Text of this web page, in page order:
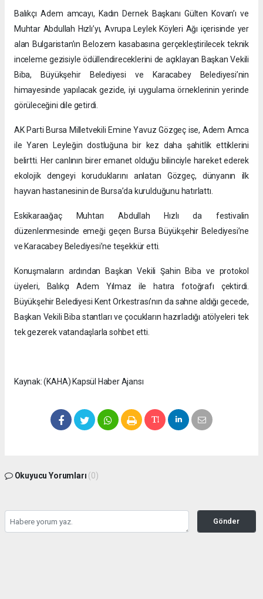
Balıkçı Adem amcayı, Kadın Dernek Başkanı Gülten Kovan’ı ve
Muhtar Abdullah Hızlı’yı, Avrupa Leylek Köyleri Ağı içerisinde yer
alan Bulgaristan’ın Belozem kasabasına gerçekleştirilecek teknik
inceleme gezisiyle ödüllendireceklerini de açıklayan Başkan Vekili
Biba, Büyükşehir Belediyesi ve Karacabey Belediyesi’nin
himayesinde yapılacak gezide, iyi uygulama örneklerinin yerinde
görüleceğini dile getirdi.
AK Parti Bursa Milletvekili Emine Yavuz Gözgeç ise, Adem Amca
ile Yaren Leyleğin dostluğuna bir kez daha şahitlik ettiklerini
belirtti. Her canlının birer emanet olduğu bilinciyle hareket ederek
ekolojik dengeyi koruduklarını anlatan Gözgeç, dünyanın ilk
hayvan hastanesinin de Bursa’da kurulduğunu hatırlattı.
Eskikaraağaç Muhtarı Abdullah Hızlı da festivalin
düzenlenmesinde emeği geçen Bursa Büyükşehir Belediyesi’ne
ve Karacabey Belediyesi’ne teşekkür etti.
Konuşmaların ardından Başkan Vekili Şahin Biba ve protokol
üyeleri, Balıkçı Adem Yılmaz ile hatıra fotoğrafı çektirdi.
Büyükşehir Belediyesi Kent Orkestrası’nın da sahne aldığı gecede,
Başkan Vekili Biba stantları ve çocukların hazırladığı atölyeleri tek
tek gezerek vatandaşlarla sohbet etti.
Kaynak: (KAHA) Kapsül Haber Ajansı
Okuyucu Yorumları (0)
Gönder